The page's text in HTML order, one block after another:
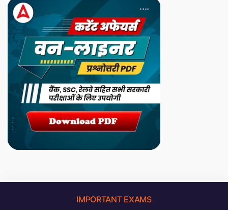
IMPORTANT EXAMS